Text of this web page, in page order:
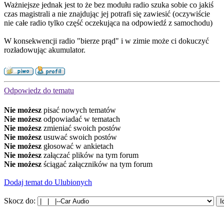
Ważniejsze jednak jest to że bez modułu radio szuka sobie co jakiś
czas magistrali a nie znajdując jej potrafi się zawiesić (oczywiście
nie całe radio tylko część oczekująca na odpowiedź z samochodu)
W konsekwencji radio "bierze prąd" i w zimie może ci dokuczyć
rozładowując akumulator.
Odpowiedz do tematu
Nie możesz pisać nowych tematów
Nie możesz odpowiadać w tematach
Nie możesz zmieniać swoich postów
Nie możesz usuwać swoich postów
Nie możesz głosować w ankietach
Nie możesz załączać plików na tym forum
Nie możesz ściągać załączników na tym forum
Dodaj temat do Ulubionych
Skocz do: